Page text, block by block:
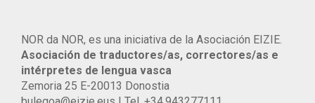
NOR da NOR, es una iniciativa de la Asociación EIZIE.
Asociación de traductores/as, correctores/as e
intérpretes de lengua vasca
Zemoria 25 E-20013 Donostia